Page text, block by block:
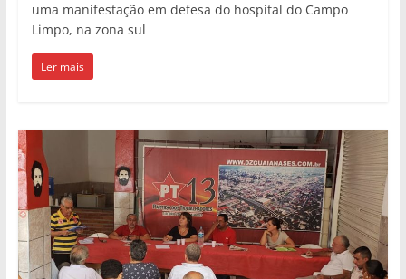
uma manifestação em defesa do hospital do Campo
Limpo, na zona sul
Ler mais